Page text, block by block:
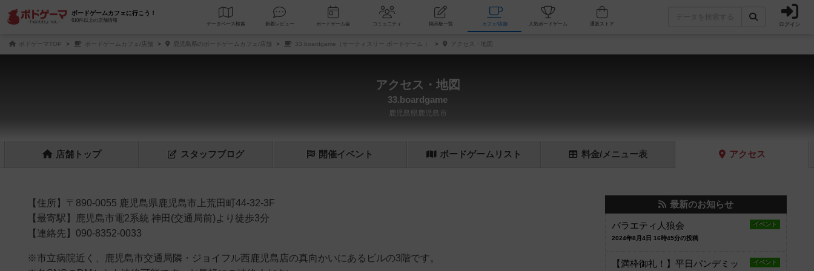
ボードゲームカフェに行こう！
610件以上の店舗情報
データベース 検索 新着レビュー ボードゲーム会 コミュニティ 掲示板一覧 カフェ/店舗 人気ボードゲーム ログイン
ボドゲーマTOP ボードゲームカフェ/店舗 鹿児島県のボードゲームカフェ/店舗 33.boardgame（サーティスリー ボードゲーム ） アクセス・地図
アクセス・地図
33.boardgame
鹿児島県鹿児島市
店舗 トップ スタッフブログ 開催イベント ボードゲーム リスト 料金/メニュー表 アクセス
【住所】〒890-0055 鹿児島県鹿児島市上荒田町44-32-3F
【最寄駅】鹿児島市電2系統 神田(交通局前)より徒歩3分
【連絡先】090-8352-0033
※市立病院近く、鹿児島市交通局隣・ジョイフル西鹿児島店の真向かいにあるビルの3階です。
最新のお知らせ
イベント
バラエティ人狼会
2024年8月4日 16時45分の投稿
イベント
【満枠御礼！】平日パンデミッ